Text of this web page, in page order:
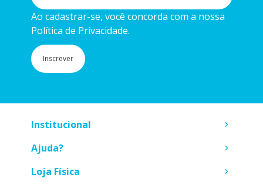
Ao cadastrar-se, você concorda com a nossa
Política de Privacidade.
Inscrever
Institucional
Ajuda?
Loja Física